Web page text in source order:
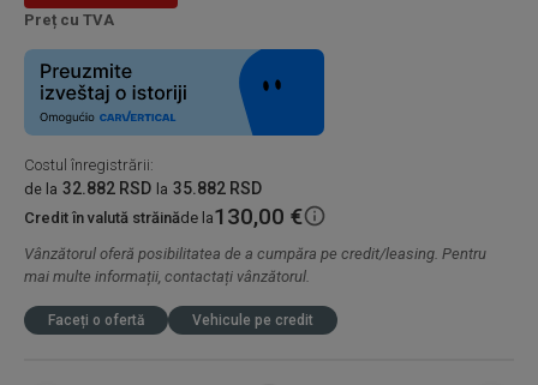
Preț cu TVA
Costul înregistrării:
de la 32.882 RSD la 35.882 RSD
Credit în valută străinăde la130,00 €
Vânzătorul oferă posibilitatea de a cumpăra pe credit/leasing. Pentru
mai multe informații, contactați vânzătorul.
Faceți o ofertă Vehicule pe credit